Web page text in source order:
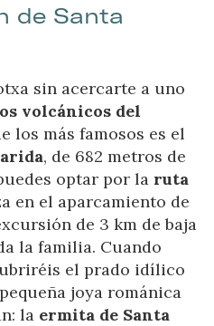
de Santa
sin acercarte a uno
volcánicos del
los más famosos es el
, de 682 metros de
optar por la ruta
en el aparcamiento de
de 3 km de baja
la familia. Cuando
el prado idílico
joya románica
la ermita de Santa